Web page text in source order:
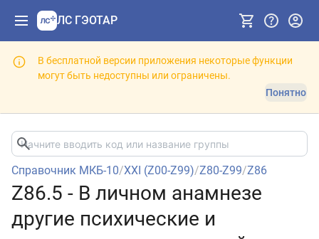
ЛС ГЭОТАР
В бесплатной версии приложения некоторые функции
могут быть недоступны или ограничены.
Понятно
Справочник МКБ-10/XXI (Z00-Z99)/Z80-Z99/Z86
Z86.5 - В личном анамнезе
другие психические и